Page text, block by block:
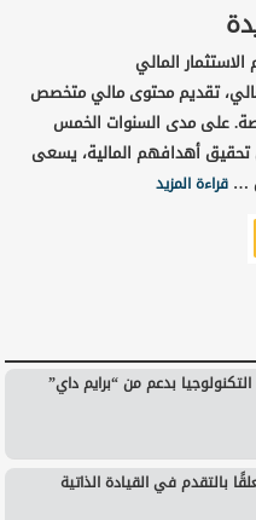
المالي
تقديم محتوى مالي متخصص
على مدى السنوات الخمس
تحقيق أهدافهم المالية، يسعى
…قراءة المزيد
بدعم من “برايم داي”
بالتقدم في القيادة الذاتية